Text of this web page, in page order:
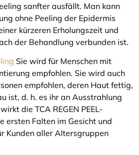
sanfter ausfällt. Man kann
ohne Peeling der Epidermis
kürzeren Erholungszeit und
der Behandlung verbunden ist.
Sie wird für Menschen mit
empfohlen. Sie wird auch
empfohlen, deren Haut fettig,
ist, d. h. es ihr an Ausstrahlung
die TCA REGEN PEEL-
ersten Falten im Gesicht und
Kunden aller Altersgruppen